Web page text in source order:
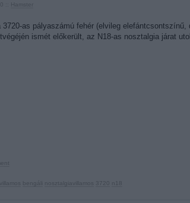
:: Hamster
as pályaszámú fehér (elvileg
ismét előkerült, az N18-as nosztalgia járat
nosztalgiavillamos 3720